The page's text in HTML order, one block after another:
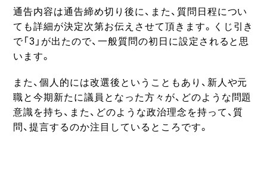
通告内容は通告締め切り後に、また、質問日程につい
ても詳細が決定次第お伝えさせて頂きます。くじ引き
で「3」が出たので、一般質問の初日に設定されると思
います。
また、個人的には改選後ということもあり、新人や元
職と今期新たに議員となった方々が、どのような問題
意識を持ち、また、どのような政治理念を持って、質
問、提言するのか注目しているところです。